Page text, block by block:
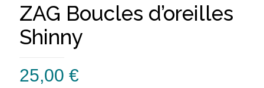
ZAG Boucles d’oreilles
Shinny
25,00 €